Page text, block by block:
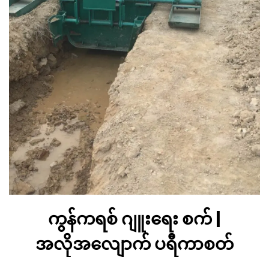
ကွန်ကရစ် ဂျူးရေး စက် |
အလိုအလျောက် ပရီကာစတ်